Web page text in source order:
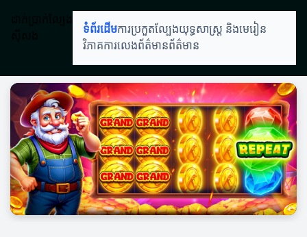
ទំព័រដើមការប្រកួតល្បែងយុទ្ធសាស្ត្រ និងមេរៀន
វិភាគការលេងព័ត៌មានព័ត៌មាន